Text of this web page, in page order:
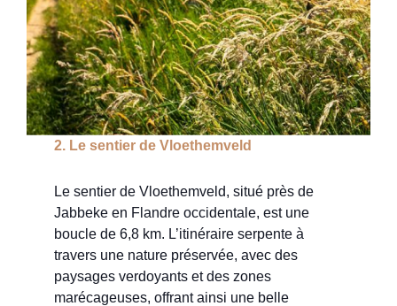
2. Le sentier de Vloethemveld
Le sentier de Vloethemveld, situé près de
Jabbeke en Flandre occidentale, est une
boucle de 6,8 km. L’itinéraire serpente à
travers une nature préservée, avec des
paysages verdoyants et des zones
marécageuses, offrant ainsi une belle